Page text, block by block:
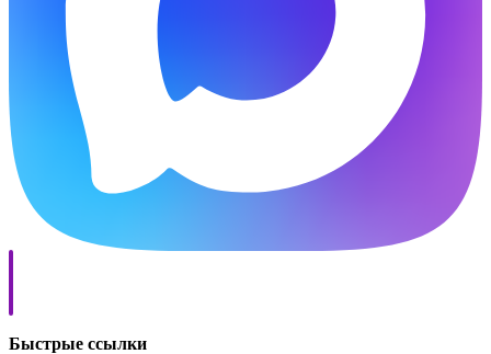
Быстрые ссылки